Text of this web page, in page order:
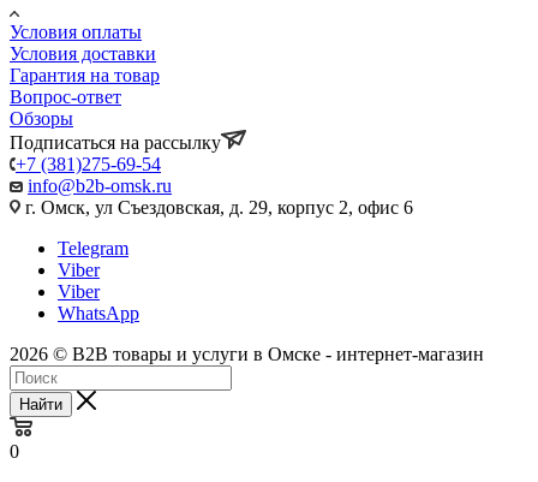
Условия оплаты
Условия доставки
Гарантия на товар
Вопрос-ответ
Обзоры
Подписаться на рассылку
+7 (381)275-69-54
info@b2b-omsk.ru
г. Омск, ул Съездовская, д. 29, корпус 2, офис 6
Telegram
Viber
Viber
WhatsApp
2026 © B2B товары и услуги в Омске - интернет-магазин
Найти
0